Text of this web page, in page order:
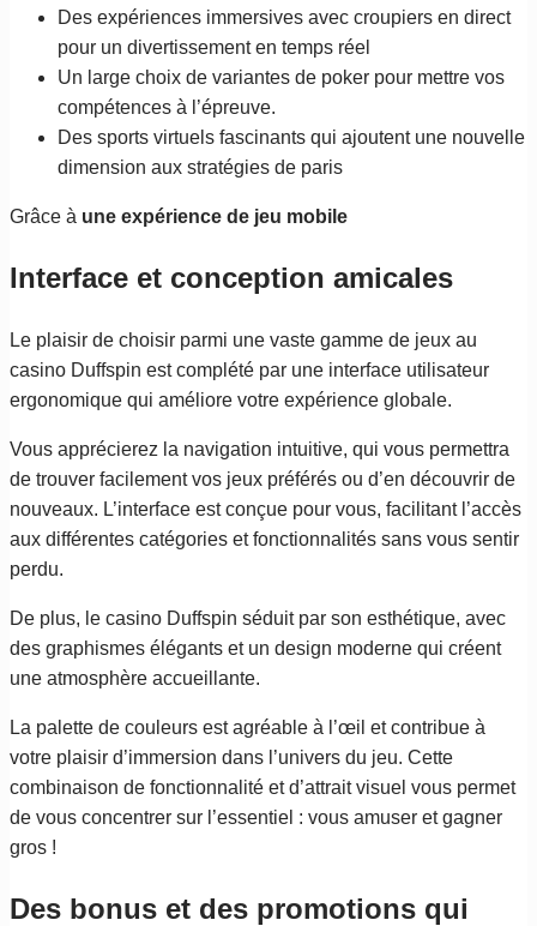
Des expériences immersives avec croupiers en direct
pour un divertissement en temps réel
Un large choix de variantes de poker pour mettre vos
compétences à l’épreuve.
Des sports virtuels fascinants qui ajoutent une nouvelle
dimension aux stratégies de paris
Grâce à une expérience de jeu mobile
Interface et conception amicales
Le plaisir de choisir parmi une vaste gamme de jeux au
casino Duffspin est complété par une interface utilisateur
ergonomique qui améliore votre expérience globale.
Vous apprécierez la navigation intuitive, qui vous permettra
de trouver facilement vos jeux préférés ou d’en découvrir de
nouveaux. L’interface est conçue pour vous, facilitant l’accès
aux différentes catégories et fonctionnalités sans vous sentir
perdu.
De plus, le casino Duffspin séduit par son esthétique, avec
des graphismes élégants et un design moderne qui créent
une atmosphère accueillante.
La palette de couleurs est agréable à l’œil et contribue à
votre plaisir d’immersion dans l’univers du jeu. Cette
combinaison de fonctionnalité et d’attrait visuel vous permet
de vous concentrer sur l’essentiel : vous amuser et gagner
gros !
Des bonus et des promotions qui